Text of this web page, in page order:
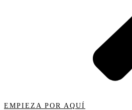
EMPIEZA POR AQUÍ